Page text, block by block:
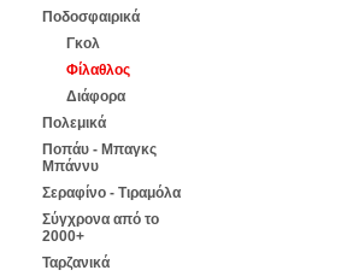
Ποδοσφαιρικά
Γκολ
Φίλαθλος
Διάφορα
Πολεμικά
Ποπάυ - Μπαγκς
Μπάννυ
Σεραφίνο - Τιραμόλα
Σύγχρονα από το
2000+
Ταρζανικά